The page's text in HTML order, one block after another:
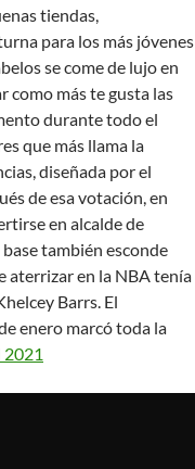
tiendas,
para los más jóvenes
se come de lujo en
como más te gusta las
durante todo el
que más llama la
diseñada por el
de esa votación, en
en alcalde de
también esconde
aterrizar en la NBA tenía
Barrs. El
enero marcó toda la
2021